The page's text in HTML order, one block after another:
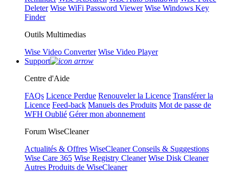
Deleter Wise WiFi Password Viewer Wise Windows Key
Finder
Outils Multimedias
Wise Video Converter Wise Video Player
Support
Centre d'Aide
FAQs Licence Perdue Renouveler la Licence Transférer la
Licence Feed-back Manuels des Produits Mot de passe de
WFH Oublié Gérer mon abonnement
Forum WiseCleaner
Actualités & Offres WiseCleaner Conseils & Suggestions
Wise Care 365 Wise Registry Cleaner Wise Disk Cleaner
Autres Produits de WiseCleaner